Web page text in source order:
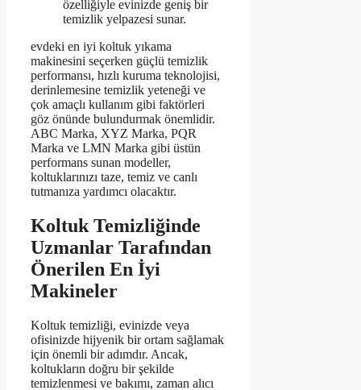
özelliğiyle evinizde geniş bir
temizlik yelpazesi sunar.
evdeki en iyi koltuk yıkama
makinesini seçerken güçlü temizlik
performansı, hızlı kuruma teknolojisi,
derinlemesine temizlik yeteneği ve
çok amaçlı kullanım gibi faktörleri
göz önünde bulundurmak önemlidir.
ABC Marka, XYZ Marka, PQR
Marka ve LMN Marka gibi üstün
performans sunan modeller,
koltuklarınızı taze, temiz ve canlı
tutmanıza yardımcı olacaktır.
Koltuk Temizliğinde
Uzmanlar Tarafından
Önerilen En İyi
Makineler
Koltuk temizliği, evinizde veya
ofisinizde hijyenik bir ortam sağlamak
için önemli bir adımdır. Ancak,
koltukların doğru bir şekilde
temizlenmesi ve bakımı, zaman alıcı